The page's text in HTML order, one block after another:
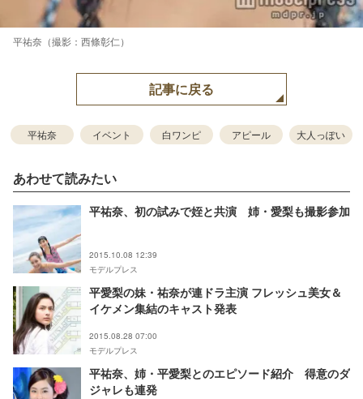
平祐奈（撮影：西條彰仁）
記事に戻る
平祐奈 イベント 白ワンピ アピール 大人っぽい
あわせて読みたい
平祐奈、初の試みで姪と共演 姉・愛梨も撮影参加
2015.10.08 12:39
モデルプレス
平愛梨の妹・祐奈が連ドラ主演 フレッシュ美女＆
イケメン集結のキャスト発表
2015.08.28 07:00
モデルプレス
平祐奈、姉・平愛梨とのエピソード紹介 得意のダ
ジャレも連発